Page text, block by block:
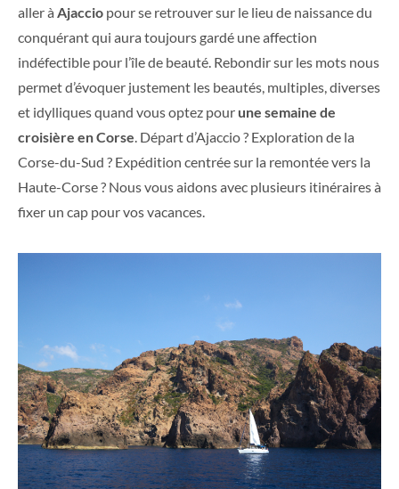
aller à Ajaccio pour se retrouver sur le lieu de naissance du
conquérant qui aura toujours gardé une affection
indéfectible pour l’île de beauté. Rebondir sur les mots nous
permet d’évoquer justement les beautés, multiples, diverses
et idylliques quand vous optez pour une semaine de
croisière en Corse. Départ d’Ajaccio ? Exploration de la
Corse-du-Sud ? Expédition centrée sur la remontée vers la
Haute-Corse ? Nous vous aidons avec plusieurs itinéraires à
fixer un cap pour vos vacances.